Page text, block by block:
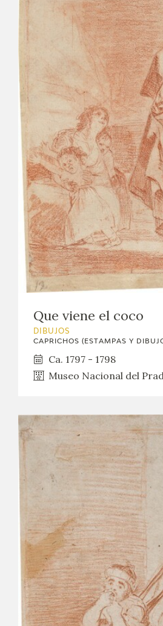
Que viene el coco
DIBUJOS
CAPRICHOS (ESTAMPAS Y
Ca. 1797 - 1798
Museo Nacional del